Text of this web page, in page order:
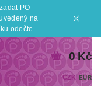
PO
na
odečte.
CZK EUR
0 Kč